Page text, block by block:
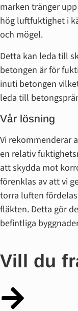
marken tränger
hög luftfuktighet i
och mögel.
Detta kan leda till
betongen är för
inuti betongen
leda till
Vår lösning
Vi rekommenderar
en relativ
att skydda mot
förenklas av att vi
torra luften
fläkten. Detta gör
befintliga
Vill du